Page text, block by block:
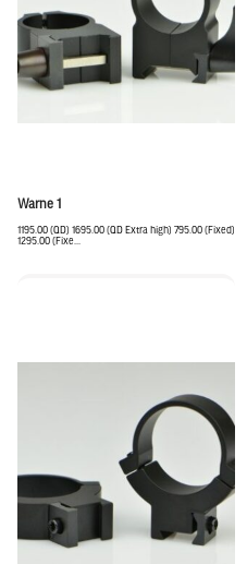
Warne 1
1195.00 (QD) 1695.00 (QD Extra high) 795.00 (Fixed)
1295.00 (Fixe...